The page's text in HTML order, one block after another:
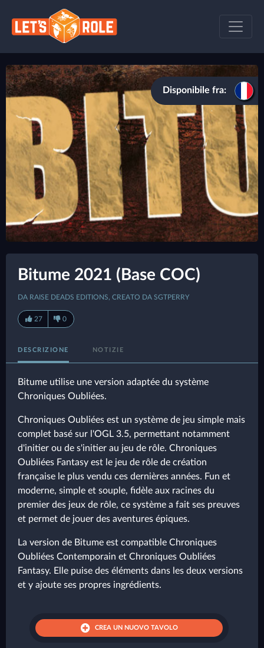
Disponibile fra:
Bitume 2021 (Base COC)
DA RAISE DEADS EDITIONS, CREATO DA SGTPERRY
27 0
DESCRIZIONE NOTIZIE
Bitume utilise une version adaptée du système
Chroniques Oubliées.
Chroniques Oubliées est un système de jeu simple mais
complet basé sur l'OGL 3.5, permettant notamment
d'initier ou de s'initier au jeu de rôle. Chroniques
Oubliées Fantasy est le jeu de rôle de création
française le plus vendu ces dernières années. Fun et
moderne, simple et souple, fidèle aux racines du
premier des jeux de rôle, ce système a fait ses preuves
et permet de jouer des aventures épiques.
La version de Bitume est compatible Chroniques
Oubliées Contemporain et Chroniques Oubliées
Fantasy. Elle puise des éléments dans les deux versions
et y ajoute ses propres ingrédients.
CREA UN NUOVO TAVOLO